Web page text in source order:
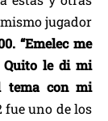
jugador
“Emelec me
Quito le di mi
tema con mi
fue uno de los